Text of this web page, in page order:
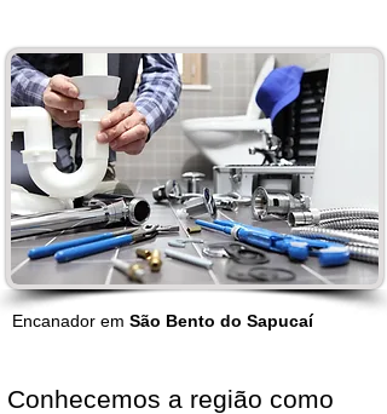
Encanador em São Bento do Sapucaí
Conhecemos a região como